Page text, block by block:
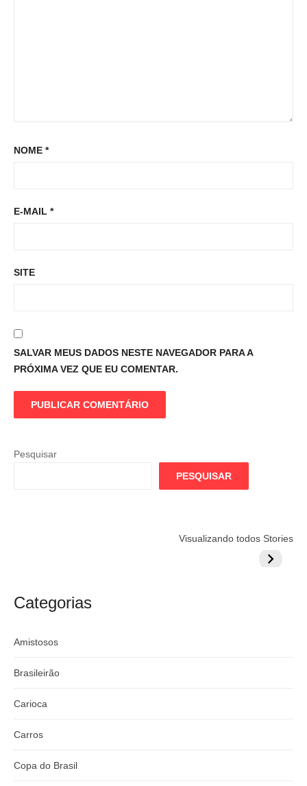
NOME *
E-MAIL *
SITE
SALVAR MEUS DADOS NESTE NAVEGADOR PARA A
PRÓXIMA VEZ QUE EU COMENTAR.
Pesquisar
PESQUISAR
Visualizando todos Stories
argentino
Globo quer
Lesão
do
Categorias
Amistosos
Brasileirão
Carioca
Carros
Copa do Brasil